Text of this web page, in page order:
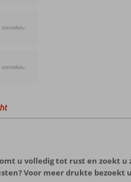
u volledig tot rust en zoekt
Voor meer drukte